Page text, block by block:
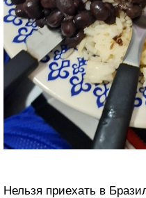
Нельзя приехать в